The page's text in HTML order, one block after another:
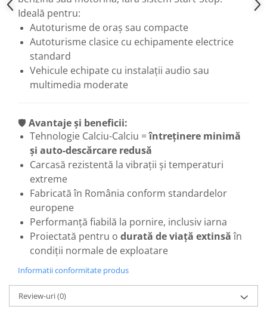
Ideală pentru:
Autoturisme de oraș sau compacte
Autoturisme clasice cu echipamente electrice
standard
Vehicule echipate cu instalații audio sau
multimedia moderate
🛡️ Avantaje și beneficii:
Tehnologie Calciu-Calciu =întreținere minimă
și auto-descărcare redusă
Carcasă rezistentă la vibrații și temperaturi
extreme
Fabricată în România conform standardelor
europene
Performanță fiabilă la pornire, inclusiv iarna
Proiectată pentru o durată de viață extinsăîn
condiții normale de exploatare
Informatii conformitate produs
Review-uri(0)